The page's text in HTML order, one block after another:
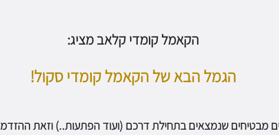
הקאמל קומדי קלאב מציג:
הגמל הבא של הקאמל קומדי סקול!
מבטיחים שנמצאים בתחילת דרכם (ועוד הפתעות..) וזאת